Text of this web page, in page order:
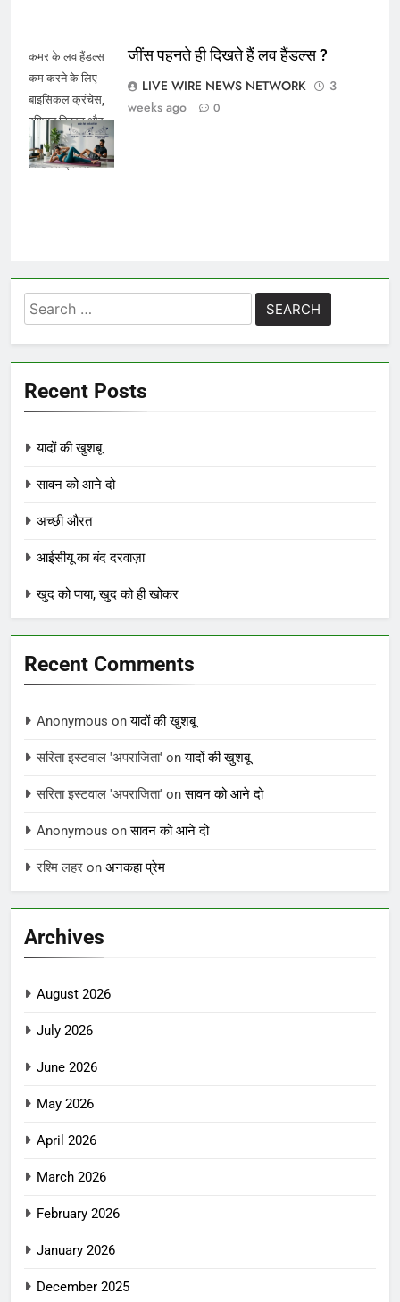
कमर के लव हैंडल्स
कम करने के लिए
बाइसिकल क्रंचेस,
रशियन ट्विस्ट और
साइड प्लैंक करती
फिटनेस ट्रेनर.
जींस पहनते ही दिखते हैं लव हैंडल्स ?
LIVE WIRE NEWS NETWORK
3
weeks ago
0
Search
for:
Recent Posts
यादों की खुशबू
सावन को आने दो
अच्छी औरत
आईसीयू का बंद दरवाज़ा
खुद को पाया, खुद को ही खोकर
Recent Comments
Anonymous onयादों की खुशबू
सरिता इस्टवाल 'अपराजिता' onयादों की खुशबू
सरिता इस्टवाल 'अपराजिता' onसावन को आने दो
Anonymous onसावन को आने दो
रश्मि लहर on अनकहा प्रेम
Archives
August 2026
July 2026
June 2026
May 2026
April 2026
March 2026
February 2026
January 2026
December 2025